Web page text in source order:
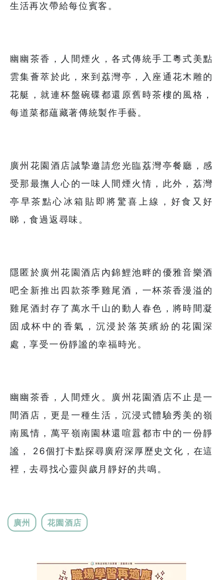
生活再次帶給每位賓客。
幽幽茶香，人間煙火，各式傳統手工粵式美點
雲集薈萃於此，來到荔灣亭，入座通花木雕的
花艇，就連杯盤碗碟都還原舊時茶樓的風格，
每道菜都蘊藏著傳統製作手藝。
廣州花園酒店誠摯邀請您光臨荔灣亭餐廳，感
受那最撫人心的一味人間煙火情，此外，荔灣
亭早茶點心冰箱貼即將驚喜上線，好食又好
睇，食過返尋味。
隱匿於廣州花園酒店內錦鯉池畔的優雅音樂酒
吧全新推出四款茶季雞尾酒，一杯茶香漫溢的
雞尾酒封存了萬水千山的動人春色，將時間凝
固成杯中的香氣，沉浸於落英繽紛的花園深
處，享受一份靜謐的幸福時光。
幽幽茶香，人間煙火。廣州花園酒店不止是一
間酒店，更是一種生活，沉浸式體驗秀美的嶺
南風情，萬平嶺南園林還喧囂都市中的一份靜
謐， 26個打卡點探尋廣府深厚歷史文化，在這
裡，去尋找心靈與歲月靜好的共鳴。
廣州 花園酒店